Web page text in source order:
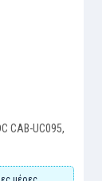
CAB-UC095,